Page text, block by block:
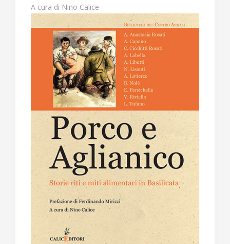
A cura di Nino Calice